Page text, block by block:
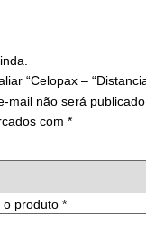
“Celopax –
mail não será publicado.
com *
o produto *